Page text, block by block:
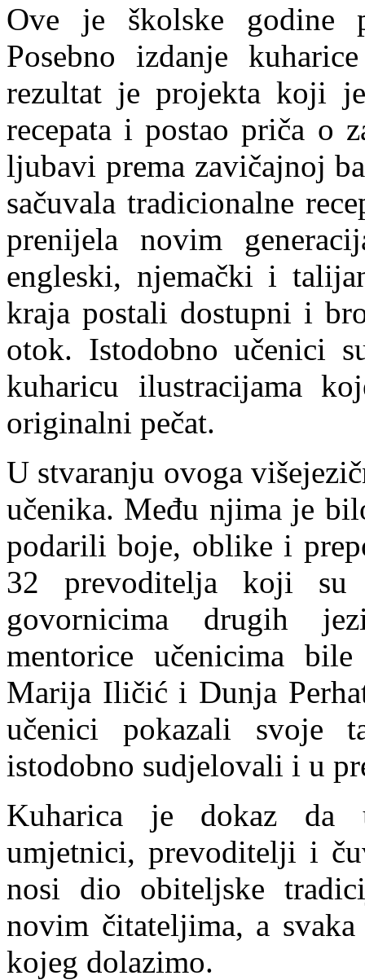
Ove je školske godine
Posebno izdanje
rezultat je projekta koji
recepata i postao priča o
ljubavi prema zavičajnoj
sačuvala tradicionalne
prenijela novim
engleski, njemački i
kraja postali dostupni i
otok. Istodobno učenici
kuharicu ilustracijama
originalni pečat.
U stvaranju ovoga
učenika. Među njima je
podarili boje, oblike i
32 prevoditelja koji su
govornicima drugih
mentorice učenicima
Marija Iličić i Dunja
učenici pokazali svoje
istodobno sudjelovali i u
Kuharica je dokaz da
umjetnici, prevoditelji i
nosi dio obiteljske
novim čitateljima, a
kojeg dolazimo.